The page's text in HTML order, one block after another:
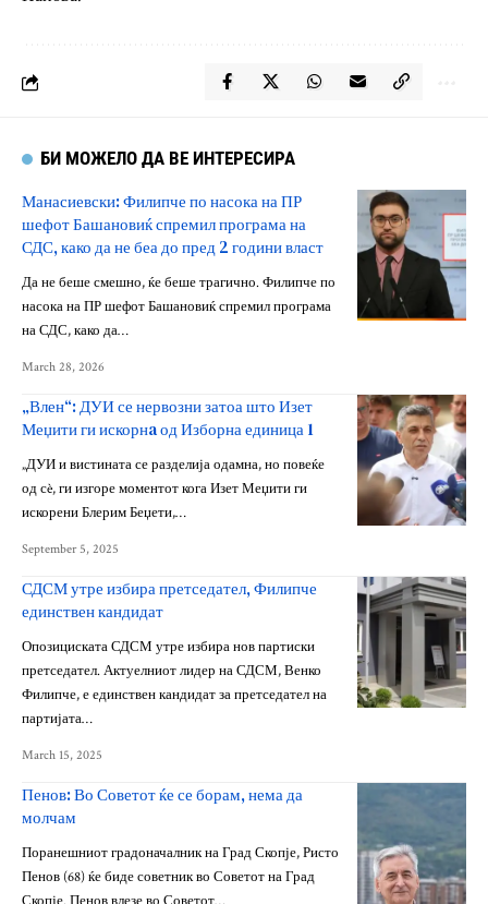
БИ МОЖЕЛО ДА ВЕ ИНТЕРЕСИРА
Манасиевски: Филипче по насока на ПР
шефот Башановиќ спремил програма на
СДС, како да не беа до пред 2 години власт
Да не беше смешно, ќе беше трагично. Филипче по
насока на ПР шефот Башановиќ спремил програма
на СДС, како да…
March 28, 2026
„Влен“: ДУИ се нервозни затоа што Изет
Меџити ги искорнa од Изборна единица 1
„ДУИ и вистината се разделија одамна, но повеќе
од сè, ги изгоре моментот кога Изет Меџити ги
искорени Блерим Беџети,…
September 5, 2025
СДСМ утре избира претседател, Филипче
единствен кандидат
Опозициската СДСМ утре избира нов партиски
претседател. Актуелниот лидер на СДСМ, Венко
Филипче, е единствен кандидат за претседател на
партијата…
March 15, 2025
Пенов: Во Советот ќе се борам, нема да
молчам
Поранешниот градоначалник на Град Скопје, Ристо
Пенов (68) ќе биде советник во Советот на Град